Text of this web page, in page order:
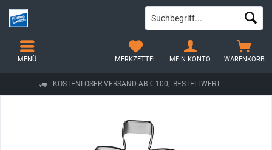
KOSTENLOSER VERSAND AB € 100,- BESTELLWERT
WARENKORB
MERKZETTEL MEIN KONTO
MENÜ